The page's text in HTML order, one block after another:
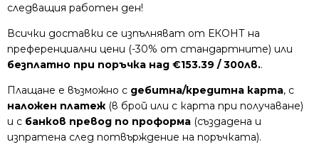
следващия работен ден!
Всички доставки се изпълняват от ЕКОНТ на
преференциални цени (-30% от стандартните) или
безплатно при поръчка над €153.39 / 300лв..
Плащане е възможно с дебитна/кредитна карта, с
наложен платеж (в брой или с карта при получаване)
и с банков превод по проформа (създадена и
изпратена след потвърждение на поръчката).